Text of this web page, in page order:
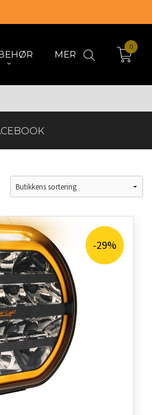
MER
0
-29%